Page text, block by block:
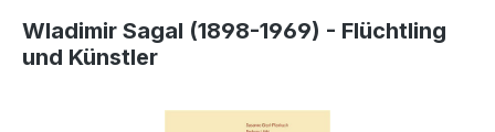
Wladimir Sagal (1898-1969) - Flüchtling
und Künstler